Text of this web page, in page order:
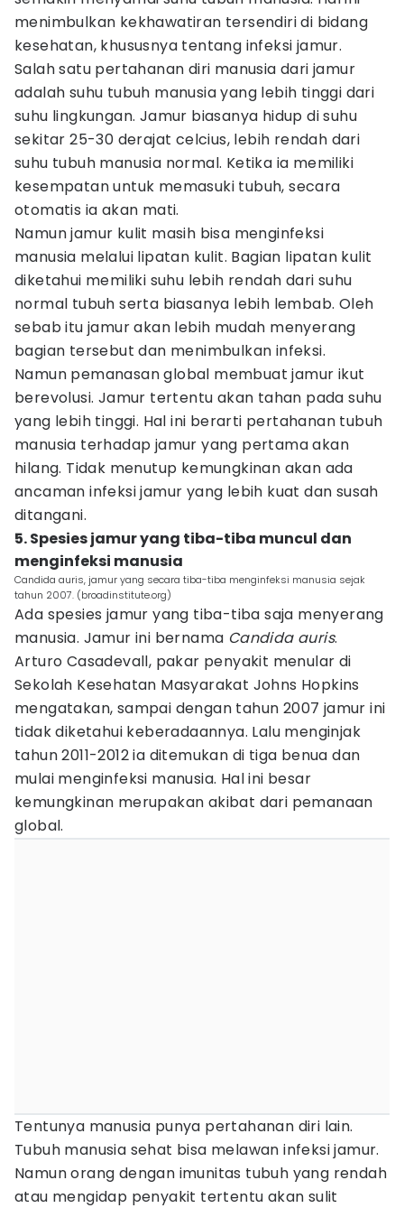
menimbulkan kekhawatiran tersendiri di bidang
kesehatan, khususnya tentang infeksi jamur.
Salah satu pertahanan diri manusia dari jamur
adalah suhu tubuh manusia yang lebih tinggi dari
suhu lingkungan. Jamur biasanya hidup di suhu
sekitar 25-30 derajat celcius, lebih rendah dari
suhu tubuh manusia normal. Ketika ia memiliki
kesempatan untuk memasuki tubuh, secara
otomatis ia akan mati.
Namun jamur kulit masih bisa menginfeksi
manusia melalui lipatan kulit. Bagian lipatan kulit
diketahui memiliki suhu lebih rendah dari suhu
normal tubuh serta biasanya lebih lembab. Oleh
sebab itu jamur akan lebih mudah menyerang
bagian tersebut dan menimbulkan infeksi.
Namun pemanasan global membuat jamur ikut
berevolusi. Jamur tertentu akan tahan pada suhu
yang lebih tinggi. Hal ini berarti pertahanan tubuh
manusia terhadap jamur yang pertama akan
hilang. Tidak menutup kemungkinan akan ada
ancaman infeksi jamur yang lebih kuat dan susah
ditangani.
5. Spesies jamur yang tiba-tiba muncul dan
menginfeksi manusia
Candida auris, jamur yang secara tiba-tiba menginfeksi manusia sejak
tahun 2007. (broadinstitute.org)
Ada spesies jamur yang tiba-tiba saja menyerang
manusia. Jamur ini bernama Candida auris.
Arturo Casadevall, pakar penyakit menular di
Sekolah Kesehatan Masyarakat Johns Hopkins
mengatakan, sampai dengan tahun 2007 jamur ini
tidak diketahui keberadaannya. Lalu menginjak
tahun 2011-2012 ia ditemukan di tiga benua dan
mulai menginfeksi manusia. Hal ini besar
kemungkinan merupakan akibat dari pemanaan
global.
Tentunya manusia punya pertahanan diri lain.
Tubuh manusia sehat bisa melawan infeksi jamur.
Namun orang dengan imunitas tubuh yang rendah
atau mengidap penyakit tertentu akan sulit